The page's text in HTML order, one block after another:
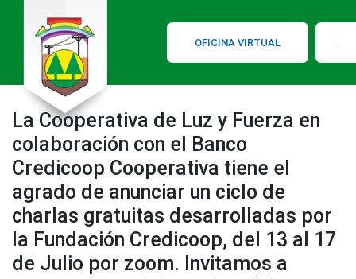
OFICINA VIRTUAL
La Cooperativa de Luz y Fuerza en
colaboración con el Banco
Credicoop Cooperativa tiene el
agrado de anunciar un ciclo de
charlas gratuitas desarrolladas por
la Fundación Credicoop, del 13 al 17
de Julio por zoom. Invitamos a